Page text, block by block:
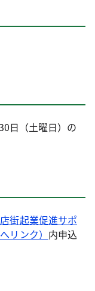
日（土曜日）の
街起業促進サポ
リンク） 内申込